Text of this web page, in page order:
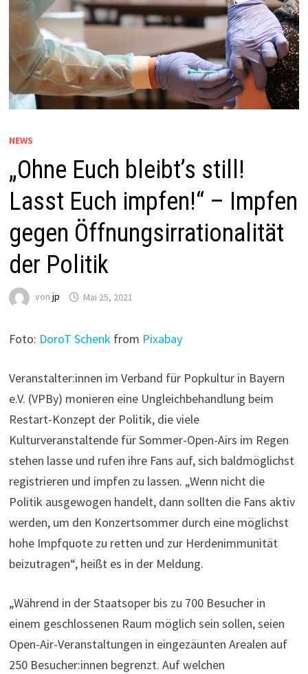
NEWS
„Ohne Euch bleibt’s still!
Lasst Euch impfen!“ – Impfen
gegen Öffnungsirrationalität
der Politik
vonjp Mai 25, 2021
Foto: DoroT Schenk from Pixabay
Veranstalter:innen im Verband für Popkultur in Bayern
e.V. (VPBy) monieren eine Ungleichbehandlung beim
Restart-Konzept der Politik, die viele
Kulturveranstaltende für Sommer-Open-Airs im Regen
stehen lasse und rufen ihre Fans auf, sich baldmöglichst
registrieren und impfen zu lassen. „Wenn nicht die
Politik ausgewogen handelt, dann sollten die Fans aktiv
werden, um den Konzertsommer durch eine möglichst
hohe Impfquote zu retten und zur Herdenimmunität
beizutragen“, heißt es in der Meldung.
„Während in der Staatsoper bis zu 700 Besucher in
einem geschlossenen Raum möglich sein sollen, seien
Open-Air-Veranstaltungen in eingezäunten Arealen auf
250 Besucher:innen begrenzt. Auf welchen